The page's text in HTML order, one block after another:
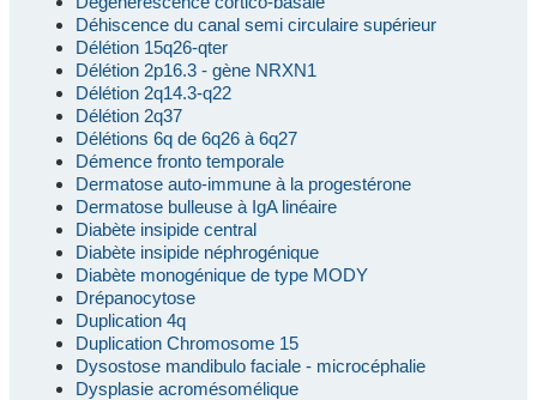
Déhiscence du canal semi circulaire supérieur
Délétion 15q26-qter
Délétion 2p16.3 - gène NRXN1
Délétion 2q14.3-q22
Délétion 2q37
Délétions 6q de 6q26 à 6q27
Démence fronto temporale
Dermatose auto-immune à la progestérone
Dermatose bulleuse à IgA linéaire
Diabète insipide central
Diabète insipide néphrogénique
Diabète monogénique de type MODY
Drépanocytose
Duplication 4q
Duplication Chromosome 15
Dysostose mandibulo faciale - microcéphalie
Dysplasie acromésomélique